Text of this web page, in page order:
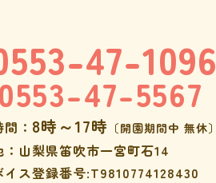
47-1096
0553-47-5567
： 8時～17時 〔開園期間中 無休〕
：山梨県笛吹市一宮町石14
イス登録番号:T9810774128430